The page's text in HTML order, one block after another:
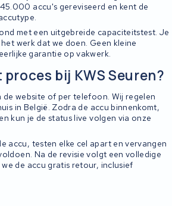
accu's gereviseerd en kent de
met een uitgebreide capaciteitstest. Je
werk dat we doen. Geen kleine
garantie op vakwerk.
bij KWS Seuren?
de website of per telefoon. Wij regelen
in België. Zodra de accu binnenkomt,
kun je de status live volgen via onze
accu, testen elke cel apart en vervangen
Na de revisie volgt een volledige
de accu gratis retour, inclusief